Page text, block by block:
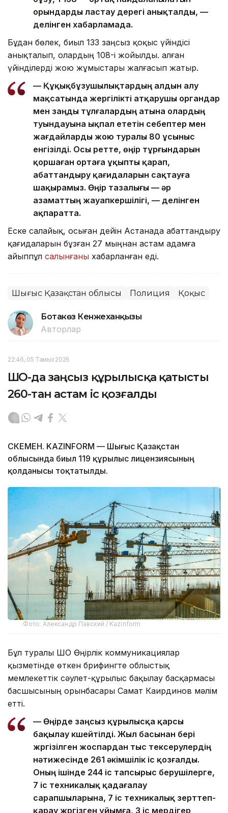
орындарды ластау дерегі анықталды, —
делінген хабарламада.
Бұдан бөлек, биыл 133 заңсыз қоқыс үйіндісі
анықталып, олардың 108-і жойылды. Қалған
үйінділерді жою жұмыстары жалғасып жатыр.
— Құқықбұзушылықтардың алдын алу
мақсатында жергілікті атқарушы органдар
мен заңды тұлғалардың атына олардың
туындауына ықпал ететін себептер мен
жағдайларды жою туралы 80 ұсыныс
енгізілді. Осы ретте, өңір тұрғындарын
қоршаған ортаға ұқыпты қарап,
абаттандыру қағидаларын сақтауға
шақырамыз. Өңір тазалығы — әр
азаматтың жауапкершілігі, — делінген
ақпаратта.
Еске салайық, осыған дейін Астанада абаттандыру
қағидаларын бұзған 27 мыңнан астам адамға
айыппұл салынғаны хабарланған еді.
Шығыс Қазақстан облысы Полиция Қоқыс
Ботакөз Кенжеханқызы
Авторлар
22:46, 05 Тамыз 2026
ШҚО-да заңсыз құрылысқа қатысты
260-тан астам іс қозғалды
ӨСКЕМЕН. KAZINFORM — Шығыс Қазақстан
облысында биыл 119 құрылыс лицензиясының
қолданысы тоқтатылды.
Фото: Александр Павский / Kazinform
Бұл туралы ШҚО Өңірлік коммуникациялар
қызметінде өткен брифингте облыстық
мемлекеттік сәулет-құрылыс бақылау басқармасы
басшысының орынбасары Самат Каирдинов мәлім
етті.
— Өңірде заңсыз құрылысқа қарсы
бақылау күшейтілді. Жыл басынан бері
жүргізілген жоспардан тыс тексерулердің
нәтижесінде 261 әкімшілік іс қозғалды.
Оның ішінде 244 іс тапсырыс берушілерге,
7 іс техникалық қадағалау
сарапшыларына, 7 іс техникалық зерттеп-
қарау жүргізген ұйымға, 3 іс мердігер